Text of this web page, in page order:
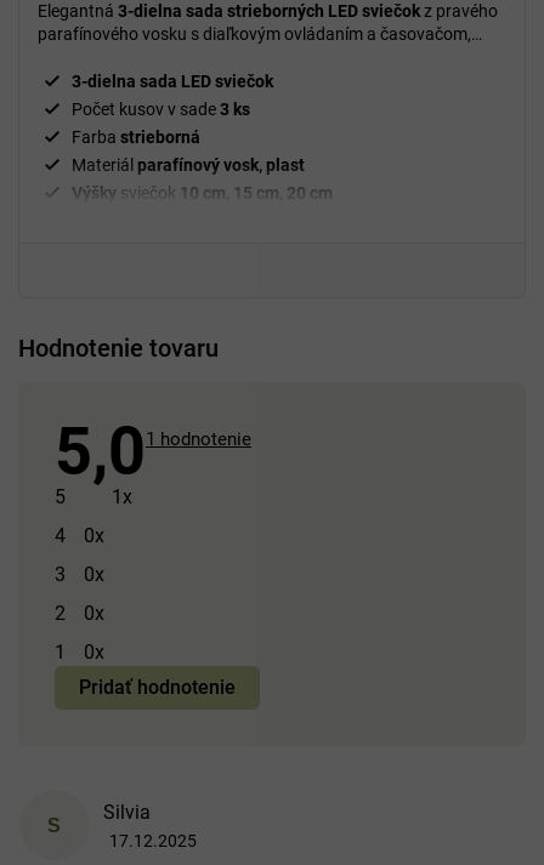
Elegantná 3-dielna sada strieborných LED sviečokz pravého
parafínového vosku s diaľkovým ovládaním a časovačom,
neporiadku.
3-dielna sada LED sviečok
Počet kusov v sade3 ks
Farba strieborná
Materiál parafínový vosk, plast
Výšky sviečok 10 cm, 15 cm, 20 cm
Použitie
Bezpečná alternatíva
Hodnotenie tovaru
5,0Priemerné
1 hodnotenie
5
1x
4
0x
3
0x
2
0x
1
0x
Pridať hodnotenie
S
Silvia
Hodnotenie produktu je 5 z 5 hviezdičiek.
17.12.2025